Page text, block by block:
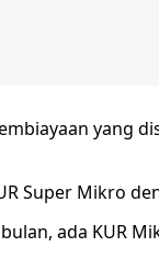
yang
Super Mikro
ada KUR